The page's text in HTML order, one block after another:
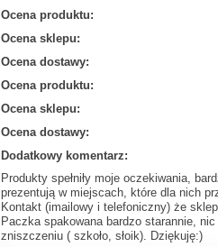
Ocena produktu:
Ocena sklepu:
Ocena dostawy:
Ocena produktu:
Ocena sklepu:
Ocena dostawy:
Dodatkowy komentarz:
Produkty spełniły moje oczekiwania,
prezentują w miejscach, które dla nich
Kontakt (imailowy i telefoniczny) że
Paczka spakowana bardzo starannie, nic
zniszczeniu ( szkoło, słoik). Dziękuję:)